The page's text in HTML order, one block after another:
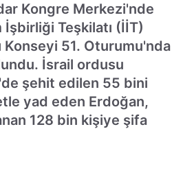
Kongre Merkezi'nde
Teşkilatı (İİT)
Konseyi 51. Oturumu'nda
İsrail ordusu
şehit edilen 55 bini
yad eden Erdoğan,
128 bin kişiye şifa